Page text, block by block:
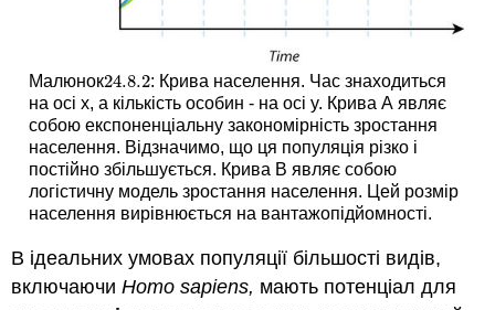
Малюнок24.8.2
24.8.2: Крива населення. Час знаходиться
на осі х, а кількість особин - на осі y. Крива А являє
собою експоненціальну закономірність зростання
населення. Відзначимо, що ця популяція різко і
постійно збільшується. Крива В являє собою
логістичну модель зростання населення. Цей розмір
населення вирівнюється на вантажопідйомності.
В ідеальних умовах популяції більшості видів,
включаючиHomo sapiens, мають потенціал для